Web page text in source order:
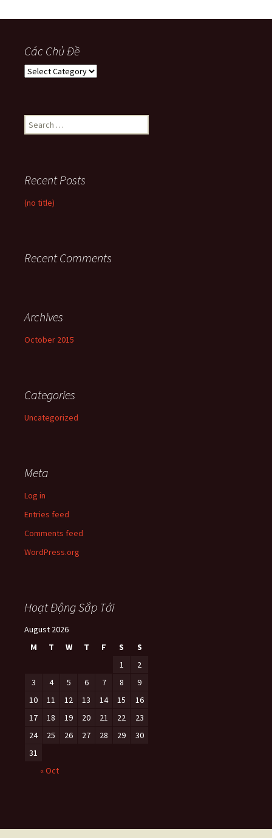
Các Chủ Đề
Các
Search
for:
Recent Posts
(no title)
Recent Comments
Archives
October 2015
Categories
Uncategorized
Meta
Log in
Entries feed
Comments feed
WordPress.org
Hoạt Động Sắp Tới
August 2026
M
T W T F S
S
1
2
3
4 5 6 7 8
9
10
11 12 13 14 15
16
17
18 19 20 21 22
23
24
25 26 27 28 29
30
31
« Oct